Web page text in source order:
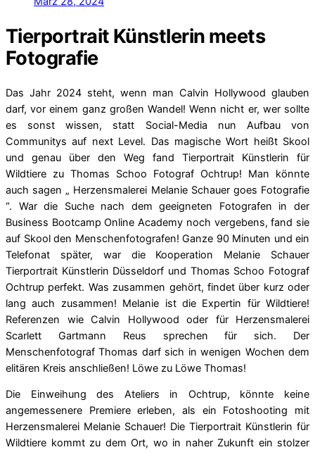
Tierportrait Künstlerin meets
Fotografie
Das Jahr 2024 steht, wenn man Calvin Hollywood glauben
darf, vor einem ganz großen Wandel! Wenn nicht er, wer sollte
es sonst wissen, statt Social-Media nun Aufbau von
Communitys auf next Level. Das magische Wort heißt Skool
und genau über den Weg fand Tierportrait Künstlerin für
Wildtiere zu Thomas Schoo Fotograf Ochtrup! Man könnte
auch sagen „ Herzensmalerei Melanie Schauer goes Fotografie
“. War die Suche nach dem geeigneten Fotografen in der
Business Bootcamp Online Academy noch vergebens, fand sie
auf Skool den Menschenfotografen! Ganze 90 Minuten und ein
Telefonat später, war die Kooperation Melanie Schauer
Tierportrait Künstlerin Düsseldorf und Thomas Schoo Fotograf
Ochtrup perfekt. Was zusammen gehört, findet über kurz oder
lang auch zusammen! Melanie ist die Expertin für Wildtiere!
Referenzen wie Calvin Hollywood oder für Herzensmalerei
Scarlett Gartmann Reus sprechen für sich. Der
Menschenfotograf Thomas darf sich in wenigen Wochen dem
elitären Kreis anschließen! Löwe zu Löwe Thomas!
Die Einweihung des Ateliers in Ochtrup, könnte keine
angemessenere Premiere erleben, als ein Fotoshooting mit
Herzensmalerei Melanie Schauer! Die Tierportrait Künstlerin für
Wildtiere kommt zu dem Ort, wo in naher Zukunft ein stolzer